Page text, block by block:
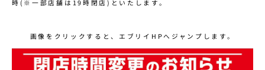
時(※一部店舗は19時閉店)といたします。
画像をクリックすると、エブリイHPへジャンプします。